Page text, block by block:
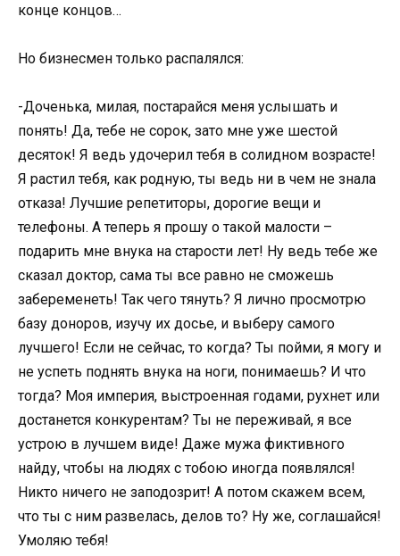
конце концов…
Но бизнесмен только распалялся:
-Доченька, милая, постарайся меня услышать и
понять! Да, тебе не сорок, зато мне уже шестой
десяток! Я ведь удочерил тебя в солидном возрасте!
Я растил тебя, как родную, ты ведь ни в чем не знала
отказа! Лучшие репетиторы, дорогие вещи и
телефоны. А теперь я прошу о такой малости –
подарить мне внука на старости лет! Ну ведь тебе же
сказал доктор, сама ты все равно не сможешь
забеременеть! Так чего тянуть? Я лично просмотрю
базу доноров, изучу их досье, и выберу самого
лучшего! Если не сейчас, то когда? Ты пойми, я могу и
не успеть поднять внука на ноги, понимаешь? И что
тогда? Моя империя, выстроенная годами, рухнет или
достанется конкурентам? Ты не переживай, я все
устрою в лучшем виде! Даже мужа фиктивного
найду, чтобы на людях с тобою иногда появлялся!
Никто ничего не заподозрит! А потом скажем всем,
что ты с ним развелась, делов то? Ну же, соглашайся!
Умоляю тебя!